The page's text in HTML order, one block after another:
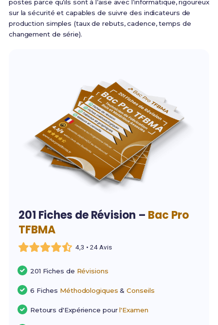
postes parce qu’ils sont à l’aise avec l’informatique, rigoureux
sur la sécurité et capables de suivre des indicateurs de
production simples (taux de rebuts, cadence, temps de
changement de série).
201 Fiches de Révision – Bac Pro
TFBMA
4,3 • 24 Avis
201 Fiches de Révisions
6 Fiches Méthodologiques &Conseils
Retours d'Expérience pourl'Examen